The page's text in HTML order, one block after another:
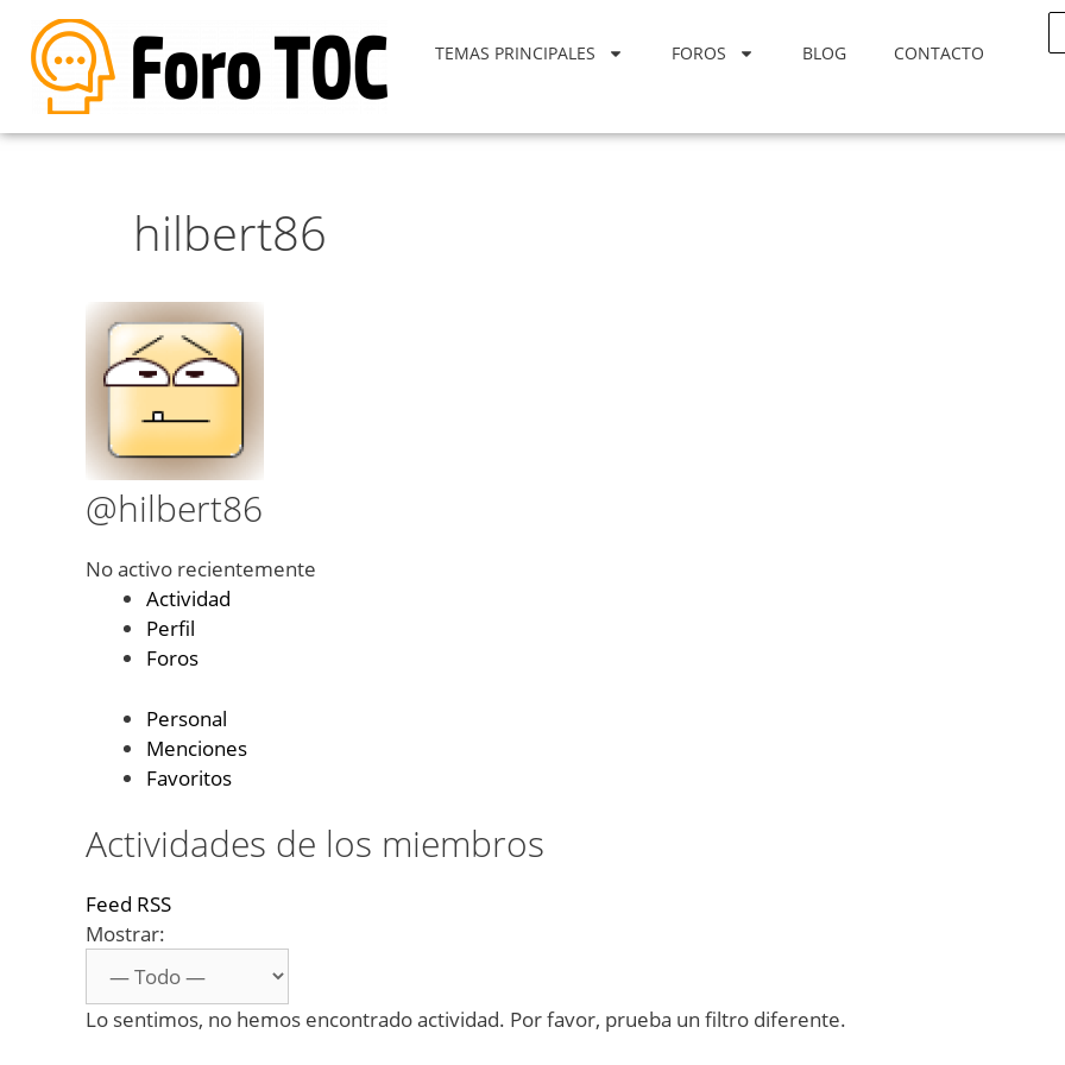
TEMAS PRINCIPALES FOROS BLOG CONTACTO
hilbert86
@hilbert86
No activo recientemente
Actividad
Perfil
Foros
Personal
Menciones
Favoritos
Actividades de los miembros
Feed RSS
Mostrar:
Lo sentimos, no hemos encontrado actividad. Por favor, prueba un filtro diferente.